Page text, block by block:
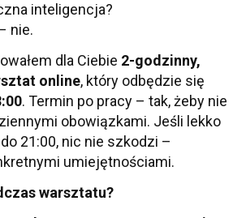
inteligencja?
nie.
dla Ciebie 2-godzinny,
online, który odbędzie się
. Termin po pracy – tak, żeby nie
obowiązkami. Jeśli lekko
21:00, nic nie szkodzi –
umiejętnościami.
warsztatu?